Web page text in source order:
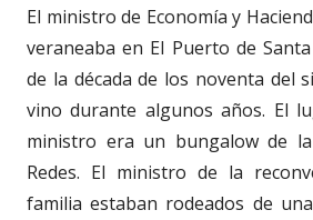
El ministro de Economía y
veraneaba en El Puerto de
de la década de los noventa del
vino durante algunos años. El
ministro era un bungalow de
Redes. El ministro de la
familia estaban rodeados de